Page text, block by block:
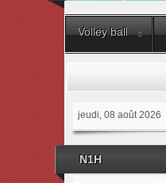
Volley ball
jeudi, 08 août 2026
N1H